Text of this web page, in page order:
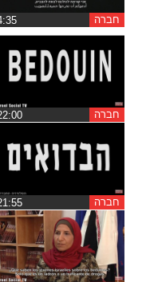
remove_circle_outline
ניגודיות בהירה
חברה
חברה
חברה